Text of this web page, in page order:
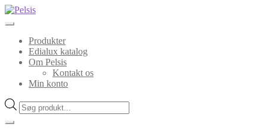
Spring
Spring
Produkter
Edialux katalog
Om Pelsis
Kontakt os
Min konto
Products
search